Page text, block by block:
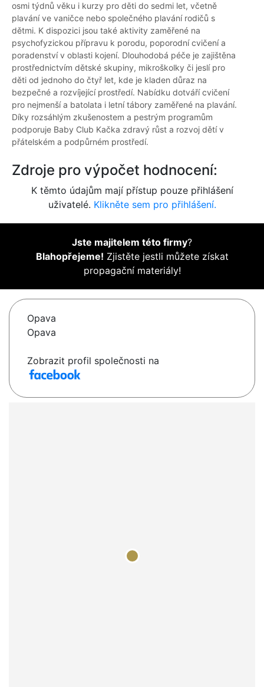
osmi týdnů věku i kurzy pro děti do sedmi let, včetně
plavání ve vaničce nebo společného plavání rodičů s
dětmi. K dispozici jsou také aktivity zaměřené na
psychofyzickou přípravu k porodu, poporodní cvičení a
poradenství v oblasti kojení. Dlouhodobá péče je zajištěna
prostřednictvím dětské skupiny, mikroškolky či jeslí pro
děti od jednoho do čtyř let, kde je kladen důraz na
bezpečné a rozvíjející prostředí. Nabídku dotváří cvičení
pro nejmenší a batolata i letní tábory zaměřené na plavání.
Díky rozsáhlým zkušenostem a pestrým programům
podporuje Baby Club Kačka zdravý růst a rozvoj dětí v
přátelském a podpůrném prostředí.
Zdroje pro výpočet hodnocení:
K těmto údajům mají přístup pouze přihlášení
uživatelé. Klikněte sem pro přihlášení.
Jste majitelem této firmy?
Blahopřejeme! Zjistěte jestli můžete získat
propagační materiály!
Opava
Opava
Zobrazit profil společnosti na